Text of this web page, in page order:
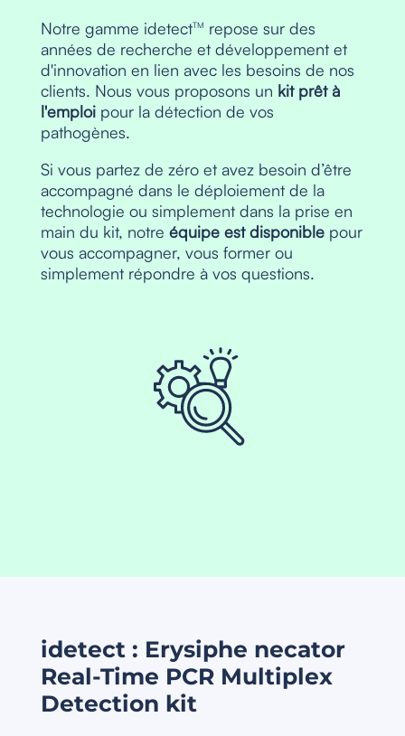
Notre gamme idetectTM
repose sur des
années de recherche et développement et
d'innovation en lien avec les besoins de nos
clients. Nous vous proposons un kit prêt à
l'emploipour la détection de vos
pathogènes.
Si vous partez de zéro et avez besoin d’être
accompagné dans le déploiement de la
technologie ou simplement dans la prise en
main du kit, notre équipe est disponiblepour
vous accompagner, vous former ou
simplement répondre à vos questions.
idetect : Erysiphe necator
Real-Time PCR Multiplex
Detection kit